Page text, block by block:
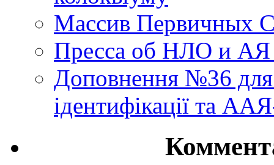
Массив Первичных
Пресса об НЛО и
Доповнення №36
ідентифікації та